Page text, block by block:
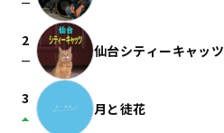
2
check_indeterminate_small 仙台シティーキャッツ
3
arrow_drop_up 月と徒花